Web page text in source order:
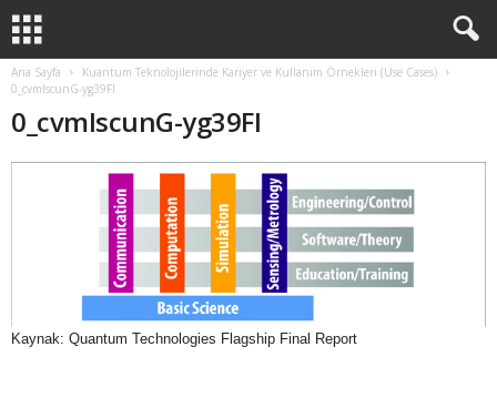
Ana Sayfa
Kuantum Teknolojilerinde Kariyer ve Kullanım Örnekleri (Use Cases)
0_cvmIscunG-yg39FI
0_cvmIscunG-yg39FI
Kaynak: Quantum Technologies Flagship Final Report